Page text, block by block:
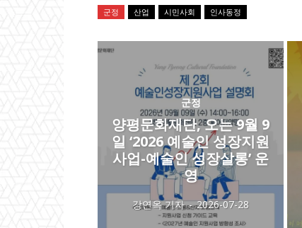
군정 산업 시민사회 인사동정
군정
양평문화재단, 오는 9월 9
일 ‘2026 예술인 성장지원
사업-예술인 성장살롱’ 운
영
강연옥 기자 - 2026-07-28